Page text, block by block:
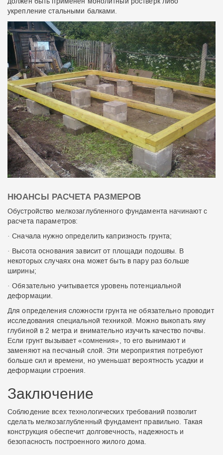
укрепление стальными балками.
НЮАНСЫ РАСЧЕТА РАЗМЕРОВ
Обустройство мелкозаглубленного фундамента начинают с
расчета параметров:
· Сначала нужно определить капризность грунта;
· Высота основания зависит от площади подошвы. В
некоторых случаях она может быть в пару раз больше
ширины;
· Обязательно учитывается уровень потенциальной
деформации.
Для определения сложности грунта не обязательно проводит
исследования специальной техникой. Можно выкопать яму
глубиной в 2 метра и внимательно изучить качество почвы.
Если грунт вызывает «сомнения», то его вынимают и
заменяют на песчаный слой. Эти мероприятия потребуют
больше сил и времени, но уменьшат вероятность усадки и
деформации строения.
Заключение
Соблюдение всех технологических требований позволит
сделать мелкозаглубленный фундамент правильно. Такая
конструкция обеспечит долговечность, надежность и
безопасность построенного жилого дома.